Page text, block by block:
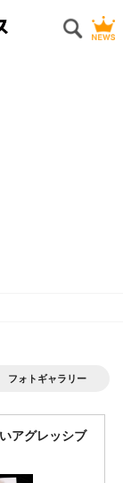
フォトギャラリー
アグレッシブ